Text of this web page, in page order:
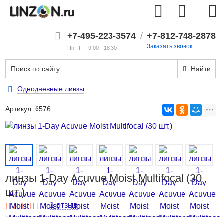
+7-495-223-3574
Пн - Пт: 9:00 - 18:30
/ +7-812-748-2878
Заказать звонок
Найти
Однодневные линзы
Артикул:6576
линзы 1-Day Acuvue Moist Multifocal (30
шт.)
1 отзыв